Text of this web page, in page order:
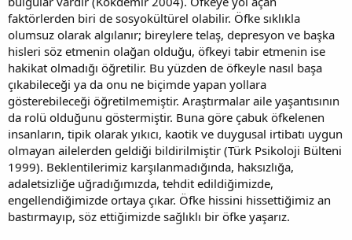
faktörlerden biri de sosyokültürel olabilir. Öfke sıklıkla
olumsuz olarak algılanır; bireylere telaş, depresyon ve başka
hisleri söz etmenin olağan olduğu, öfkeyi tabir etmenin ise
hakikat olmadığı öğretilir. Bu yüzden de öfkeyle nasıl başa
çıkabileceği ya da onu ne biçimde yapan yollara
gösterebileceği öğretilmemiştir. Araştırmalar aile yaşantısının
da rolü olduğunu göstermiştir. Buna göre çabuk öfkelenen
insanların, tipik olarak yıkıcı, kaotik ve duygusal irtibatı uygun
olmayan ailelerden geldiği bildirilmiştir (Türk Psikoloji Bülteni
1999). Beklentilerimiz karşılanmadığında, haksızlığa,
adaletsizliğe uğradığımızda, tehdit edildiğimizde,
engellendiğimizde ortaya çıkar. Öfke hissini hissettiğimiz an
bastırmayıp, söz ettiğimizde sağlıklı bir öfke yaşarız.